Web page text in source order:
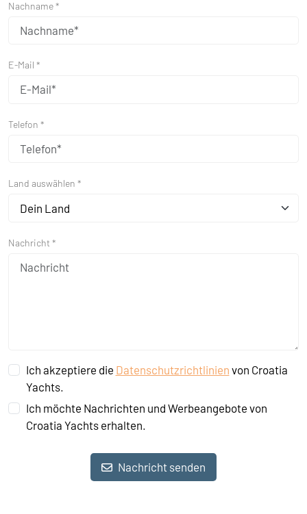
Nachname *
E-Mail *
Telefon *
Land auswählen *
Dein Land
Nachricht *
Ich akzeptiere die Datenschutzrichtlinien von Croatia
Yachts.
Ich möchte Nachrichten und Werbeangebote von
Croatia Yachts erhalten.
Nachricht senden